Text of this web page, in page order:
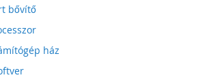
bővítő
ház